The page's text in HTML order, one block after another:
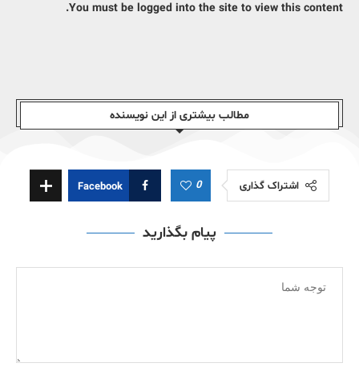
You must be logged into the site to view this content.
مطالب بیشتری از این نویسندە
اشتراک گذاری 0
Facebook
پیام بگذارید